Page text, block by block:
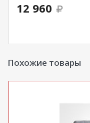
12 960
Похожие товары